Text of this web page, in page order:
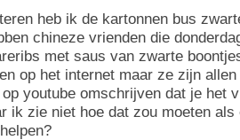
heb ik de kartonnen bus
chineze vrienden die
met saus van zwarte
op het internet maar ze zijn
youtube omschrijven dat je het
ik zie niet hoe dat zou moeten